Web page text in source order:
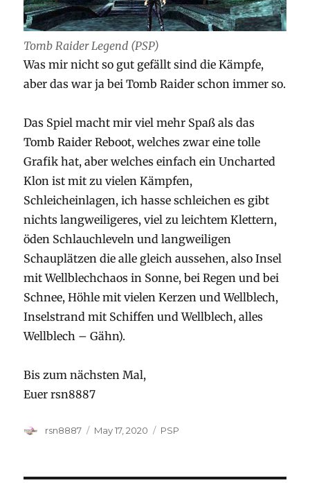
Tomb Raider Legend (PSP)
Was mir nicht so gut gefällt sind die Kämpfe,
aber das war ja bei Tomb Raider schon immer so.
Das Spiel macht mir viel mehr Spaß als das
Tomb Raider Reboot, welches zwar eine tolle
Grafik hat, aber welches einfach ein Uncharted
Klon ist mit zu vielen Kämpfen,
Schleicheinlagen, ich hasse schleichen es gibt
nichts langweiligeres, viel zu leichtem Klettern,
öden Schlauchleveln und langweiligen
Schauplätzen die alle gleich aussehen, also Insel
mit Wellblechchaos in Sonne, bei Regen und bei
Schnee, Höhle mit vielen Kerzen und Wellblech,
Inselstrand mit Schiffen und Wellblech, alles
Wellblech – Gähn).
Bis zum nächsten Mal,
Euer rsn8887
Author
rsn8887
Posted
May 17, 2020 Categories
PSP